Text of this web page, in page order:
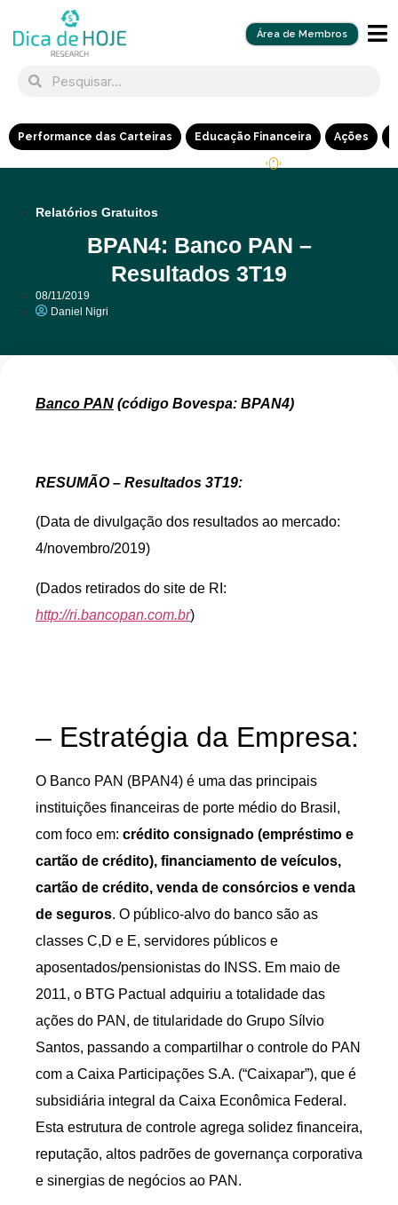
Área de Membros
Performance das Carteiras Educação Financeira Ações
Relatórios Gratuitos
BPAN4: Banco PAN –
Resultados 3T19
08/11/2019
Daniel Nigri
Banco PAN (código Bovespa: BPAN4)
RESUMÃO – Resultados 3T19:
(Data de divulgação dos resultados ao mercado:
4/novembro/2019)
(Dados retirados do site de RI:
http://ri.bancopan.com.br)
– Estratégia da Empresa:
O Banco PAN (BPAN4) é uma das principais
instituições financeiras de porte médio do Brasil,
com foco em: crédito consignado (empréstimo e
cartão de crédito), financiamento de veículos,
cartão de crédito, venda de consórcios e venda
de seguros. O público-alvo do banco são as
classes C,D e E, servidores públicos e
aposentados/pensionistas do INSS. Em maio de
2011, o BTG Pactual adquiriu a totalidade das
ações do PAN, de titularidade do Grupo Sílvio
Santos, passando a compartilhar o controle do PAN
com a Caixa Participações S.A. (“Caixapar”), que é
subsidiária integral da Caixa Econômica Federal.
Esta estrutura de controle agrega solidez financeira,
reputação, altos padrões de governança corporativa
e sinergias de negócios ao PAN.